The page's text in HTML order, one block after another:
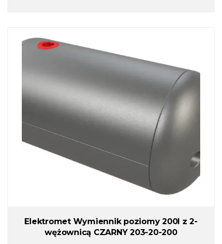
Elektromet Wymiennik poziomy 200l z 2-
wężownicą CZARNY 203-20-200